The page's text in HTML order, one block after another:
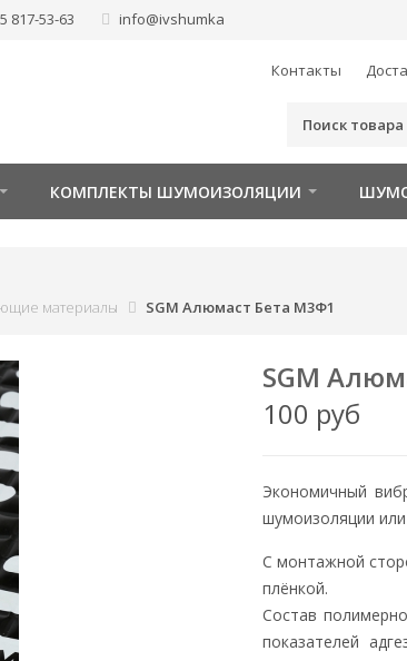
817-53-63 info@ivshumka
Контакты
КОМПЛЕКТЫ ШУМОИЗОЛЯЦИИ
материалы SGM Алюмаст Бета М3Ф1
SGM
100 руб
Экономичный
шумоизоляции
C монтажной
плёнкой.
Состав
показателей